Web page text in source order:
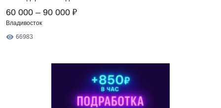
60 000 – 90 000 ₽
Владивосток
66983